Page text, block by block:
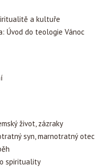
a kultuře
Úvod do teologie Vánoc
1. 2024
život, zázraky
syn, marnotratný otec
spirituality